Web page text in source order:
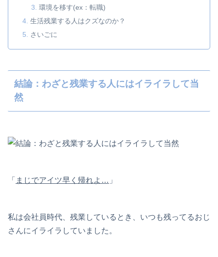
環境を移す(ex：転職)
生活残業する人はクズなのか？
さいごに
結論：わざと残業する人にはイライラして当
然
「 まじでアイツ早く帰れよ… 」
私は会社員時代、残業しているとき、いつも残ってるおじ
さんにイライラしていました。